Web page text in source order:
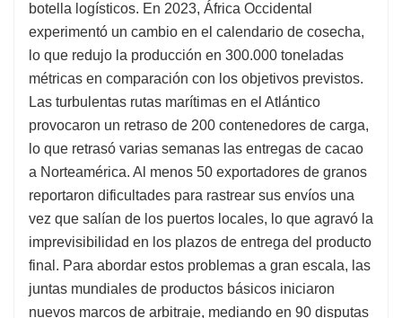
botella logísticos. En 2023, África Occidental
experimentó un cambio en el calendario de cosecha,
lo que redujo la producción en 300.000 toneladas
métricas en comparación con los objetivos previstos.
Las turbulentas rutas marítimas en el Atlántico
provocaron un retraso de 200 contenedores de carga,
lo que retrasó varias semanas las entregas de cacao
a Norteamérica. Al menos 50 exportadores de granos
reportaron dificultades para rastrear sus envíos una
vez que salían de los puertos locales, lo que agravó la
imprevisibilidad en los plazos de entrega del producto
final. Para abordar estos problemas a gran escala, las
juntas mundiales de productos básicos iniciaron
nuevos marcos de arbitraje, mediando en 90 disputas